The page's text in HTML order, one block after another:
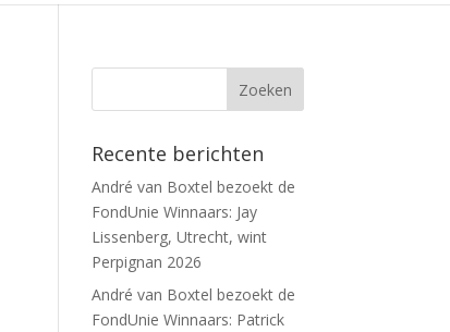
Recente berichten
André van Boxtel bezoekt de
FondUnie Winnaars: Jay
Lissenberg, Utrecht, wint
Perpignan 2026
André van Boxtel bezoekt de
FondUnie Winnaars: Patrick